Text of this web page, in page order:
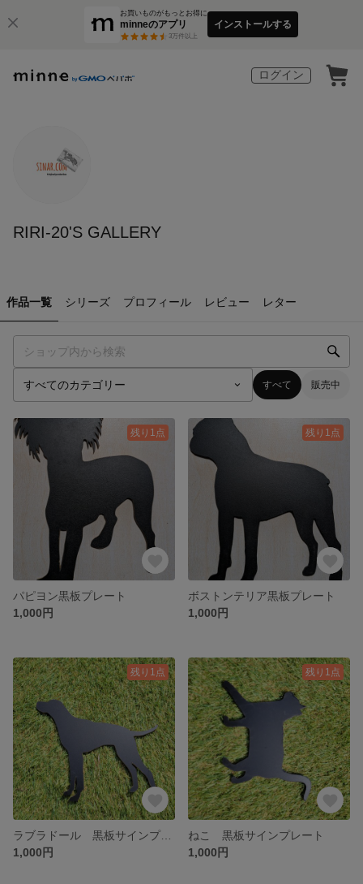
お買いものがもっとお得に
minneのアプリ
3万件以上
インストールする
ログイン
RIRI-20'S GALLERY
作品一覧 シリーズ プロフィール レビュー レター
すべて 販売中
残り1点
パピヨン黒板プレート
1,000円
残り1点
ボストンテリア黒板プレート
1,000円
残り1点
ラブラドール 黒板サインプレート
1,000円
残り1点
ねこ 黒板サインプレート
1,000円